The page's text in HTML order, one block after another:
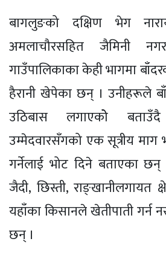
बागलुङको दक्षिण भेग
अमलाचौरसहित जैमिनी
गाउँपालिकाका केही भागमा
हैरानी खेपेका छन् । उनीहरूले
उठिबास लगाएकोे
उम्मेदवारसँगको एक सूत्रीय माग
गर्नेलाई भोट दिने बताएका
जैदी, छिस्ती, राङ्खानीलगायत
यहाँका किसानले खेतीपाती गर्न
छन् ।